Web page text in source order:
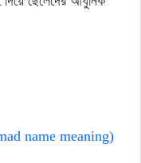
name meaning)